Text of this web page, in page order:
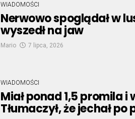
WIADOMOŚCI
Nerwowo spoglądał w
wyszedł na jaw
Mario 7 lipca, 2026
WIADOMOŚCI
Miał ponad 1,5 promila i
Tłumaczył, że jechał